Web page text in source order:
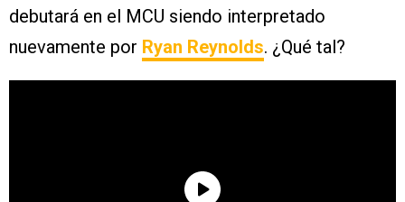
debutará en el MCU siendo interpretado
nuevamente por Ryan Reynolds. ¿Qué tal?